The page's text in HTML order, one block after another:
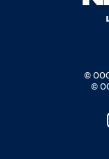
© ООО
©